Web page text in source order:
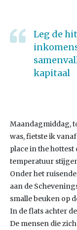
Leg de
kapitaal
Maandagmiddag,
was, fietste ik
place in the hottest
temperatuur
Onder het
aan de
smalle beuken op
In de flats achter
De mensen die